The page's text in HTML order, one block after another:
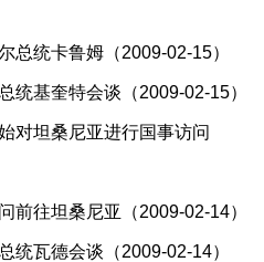
总统卡鲁姆（2009-02-15）
统基奎特会谈（2009-02-15）
对坦桑尼亚进行国事访问
前往坦桑尼亚（2009-02-14）
统瓦德会谈（2009-02-14）